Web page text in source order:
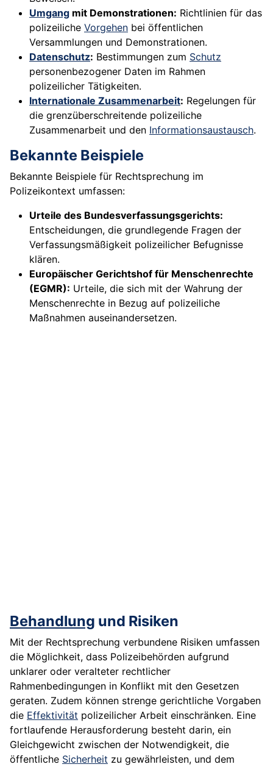
Umgang mit Demonstrationen: Richtlinien für das
polizeiliche Vorgehen bei öffentlichen
Versammlungen und Demonstrationen.
Datenschutz: Bestimmungen zum Schutz
personenbezogener Daten im Rahmen
polizeilicher Tätigkeiten.
Internationale Zusammenarbeit: Regelungen für
die grenzüberschreitende polizeiliche
Zusammenarbeit und den Informationsaustausch.
Bekannte Beispiele
Bekannte Beispiele für Rechtsprechung im
Polizeikontext umfassen:
Urteile des Bundesverfassungsgerichts:
Entscheidungen, die grundlegende Fragen der
Verfassungsmäßigkeit polizeilicher Befugnisse
klären.
Europäischer Gerichtshof für Menschenrechte
(EGMR): Urteile, die sich mit der Wahrung der
Menschenrechte in Bezug auf polizeiliche
Maßnahmen auseinandersetzen.
Behandlung und Risiken
Mit der Rechtsprechung verbundene Risiken umfassen
die Möglichkeit, dass Polizeibehörden aufgrund
unklarer oder veralteter rechtlicher
Rahmenbedingungen in Konflikt mit den Gesetzen
geraten. Zudem können strenge gerichtliche Vorgaben
die Effektivität polizeilicher Arbeit einschränken. Eine
fortlaufende Herausforderung besteht darin, ein
Gleichgewicht zwischen der Notwendigkeit, die
öffentliche Sicherheit zu gewährleisten, und dem